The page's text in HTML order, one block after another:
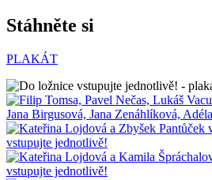
Stáhněte si
PLAKÁT